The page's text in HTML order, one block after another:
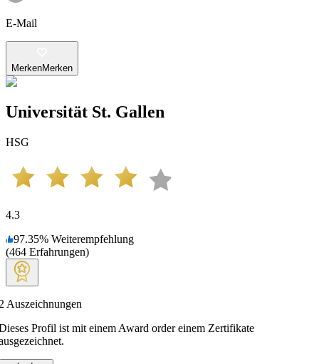
E-Mail
MerkenMerken
Universität St. Gallen
HSG
4.3
97.35% Weiterempfehlung
(464 Erfahrungen)
Auszeichnungen
Profil ist mit einem Award order einem Zertifikate